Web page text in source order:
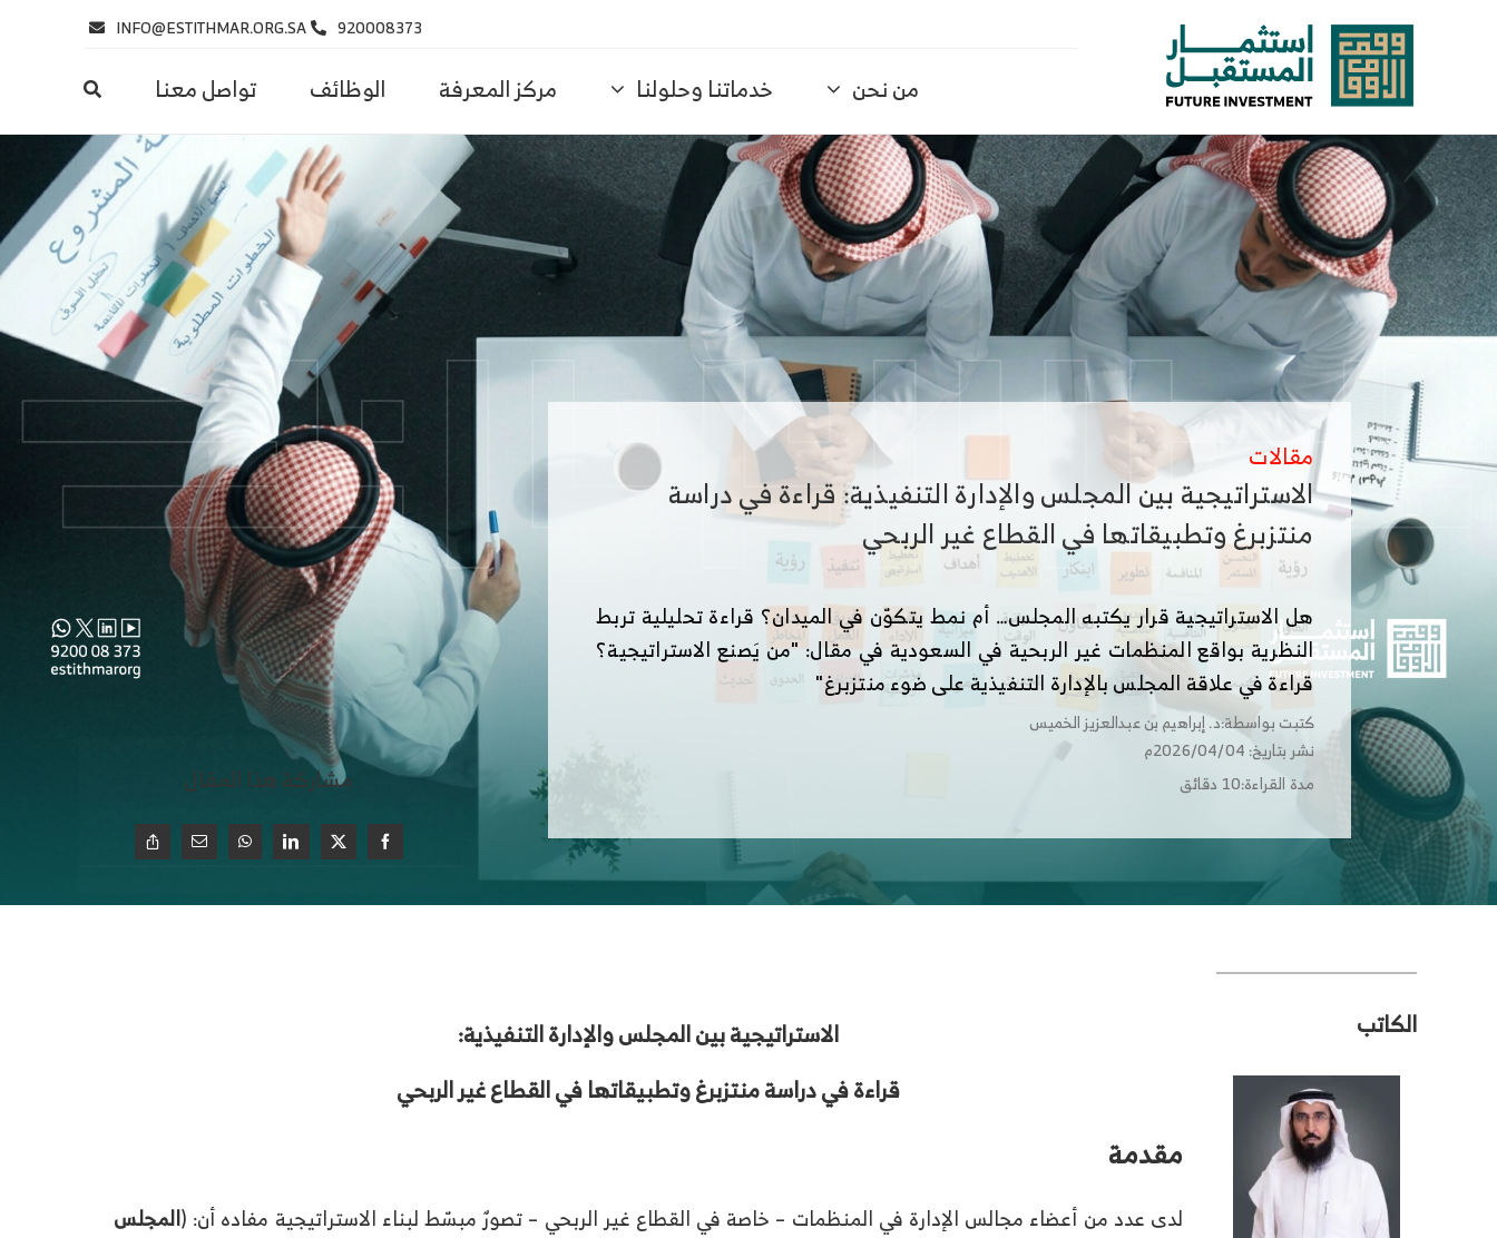
920008373
INFO@ESTITHMAR.ORG.SA
من نحن خدماتنا وحلولنا مركز المعرفة الوظائف تواصل معنا
مقالات
الاستراتيجية بين المجلس والإدارة التنفيذية: قراءة في دراسة
منتزبرغ وتطبيقاتها في القطاع غير الربحي
هل الاستراتيجية قرار يكتبه المجلس… أم نمط يتكوّن في الميدان؟ قراءة تحليلية تربط
النظرية بواقع المنظمات غير الربحية في السعودية في مقال: "من يَصنع الاستراتيجية؟
قراءة في علاقة المجلس بالإدارة التنفيذية على ضوء منتزبرغ"
كتبت بواسطة:د. إبراهيم بن عبدالعزيز الخميس
نشر بتاريخ: 2026/04/04م
مدة القراءة:10 دقائق
مشاركة هذا المقال
الكاتب
الاستراتيجية بين المجلس والإدارة التنفيذية:
قراءة في دراسة منتزبرغ وتطبيقاتها في القطاع غير الربحي
مقدمة
لدى عدد من أعضاء مجالس الإدارة في المنظمات – خاصة في القطاع غير الربحي – تصورٌ مبسّط لبناء الاستراتيجية مفاده أن: (المجلس